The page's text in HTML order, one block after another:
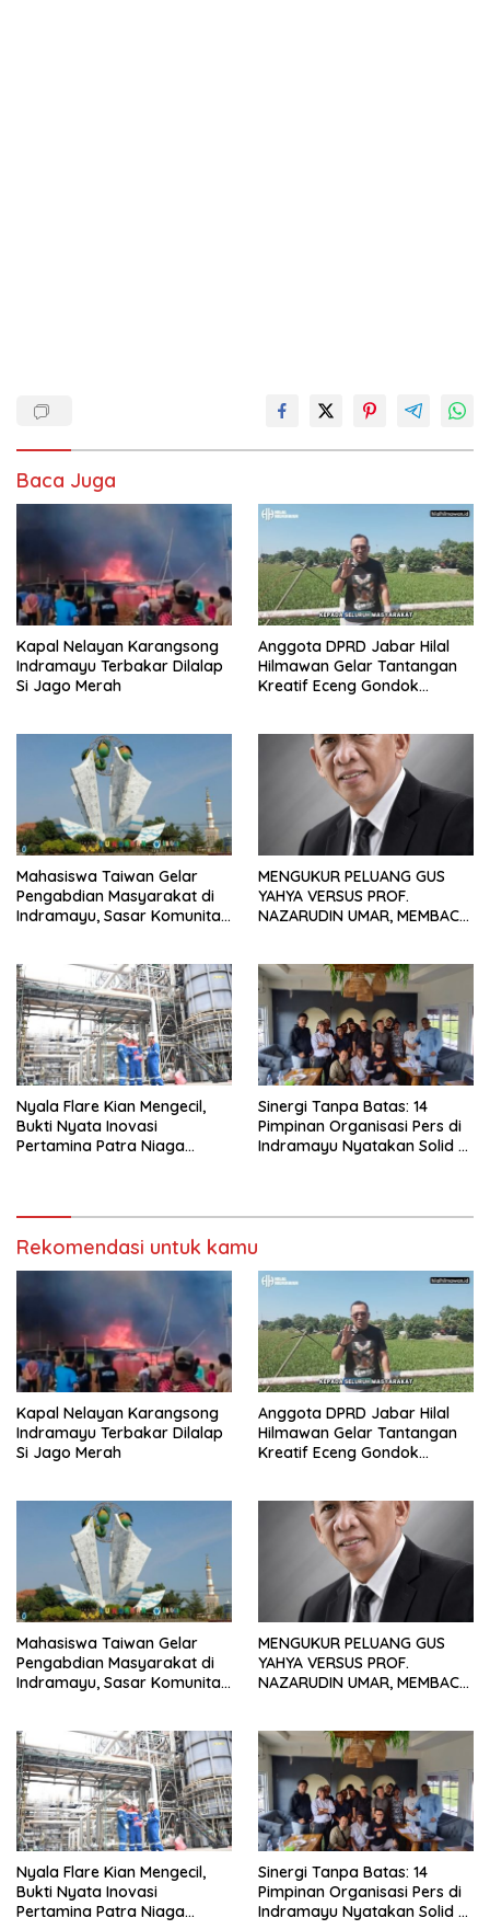
Baca Juga
Kapal Nelayan Karangsong
Indramayu Terbakar Dilalap
Si Jago Merah
Anggota DPRD Jabar Hilal
Hilmawan Gelar Tantangan
Kreatif Eceng Gondok
Mahasiswa Taiwan Gelar
Pengabdian Masyarakat di
Indramayu, Sasar Komunitas
MENGUKUR PELUANG GUS
YAHYA VERSUS PROF.
NAZARUDIN UMAR, MEMBACA
Nyala Flare Kian Mengecil,
Bukti Nyata Inovasi
Pertamina Patra Niaga
Sinergi Tanpa Batas: 14
Pimpinan Organisasi Pers di
Indramayu Nyatakan Solid di
Rekomendasi untuk kamu
Kapal Nelayan Karangsong
Indramayu Terbakar Dilalap
Si Jago Merah
Anggota DPRD Jabar Hilal
Hilmawan Gelar Tantangan
Kreatif Eceng Gondok
Mahasiswa Taiwan Gelar
Pengabdian Masyarakat di
Indramayu, Sasar Komunitas
MENGUKUR PELUANG GUS
YAHYA VERSUS PROF.
NAZARUDIN UMAR, MEMBACA
Nyala Flare Kian Mengecil,
Bukti Nyata Inovasi
Pertamina Patra Niaga
Sinergi Tanpa Batas: 14
Pimpinan Organisasi Pers di
Indramayu Nyatakan Solid di